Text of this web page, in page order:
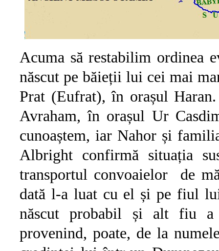
Acuma să restabilim ordinea
născut pe băieții lui cei mai
Prat (Eufrat), în orașul
Avraham, în orașul Ur
cunoaștem, iar Nahor și
Albright confirmă situația
transportul convoaielor de
dată l-a luat cu el și pe fiul
născut probabil și alt fiu a
provenind, poate, de la